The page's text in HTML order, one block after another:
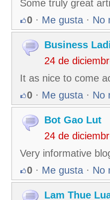
Some truly great
0 · Me gusta · No
Business
24 de
It as nice to come
0 · Me gusta · No
Bot Gao Lut
24 de
Very informative
0 · Me gusta · No
Lam Thue